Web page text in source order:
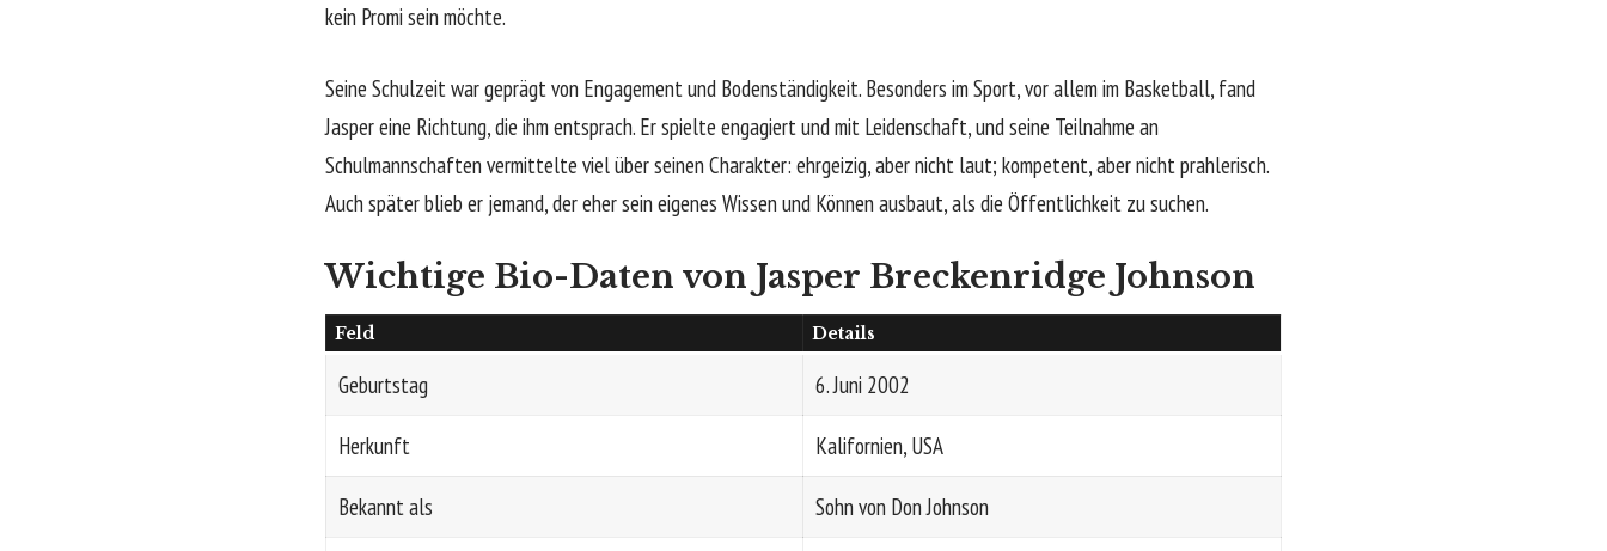
kein Promi sein möchte.
Seine Schulzeit war geprägt von Engagement und Bodenständigkeit. Besonders im Sport, vor allem im Basketball, fand
Jasper eine Richtung, die ihm entsprach. Er spielte engagiert und mit Leidenschaft, und seine Teilnahme an
Schulmannschaften vermittelte viel über seinen Charakter: ehrgeizig, aber nicht laut; kompetent, aber nicht prahlerisch.
Auch später blieb er jemand, der eher sein eigenes Wissen und Können ausbaut, als die Öffentlichkeit zu suchen.
Wichtige Bio-Daten von Jasper Breckenridge Johnson
Feld Details
Geburtstag 6. Juni 2002
Herkunft Kalifornien, USA
Bekannt als Sohn von Don Johnson